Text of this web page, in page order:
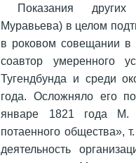
Показания
Муравьева) в целом
в роковом совещании в
соавтор умеренного
Тугендбунда и среди
года. Осложняло его
январе 1821 года М.
потаенного общества»,
деятельность